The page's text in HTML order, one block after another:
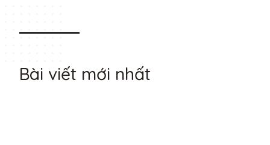
Bài viết mới nhất